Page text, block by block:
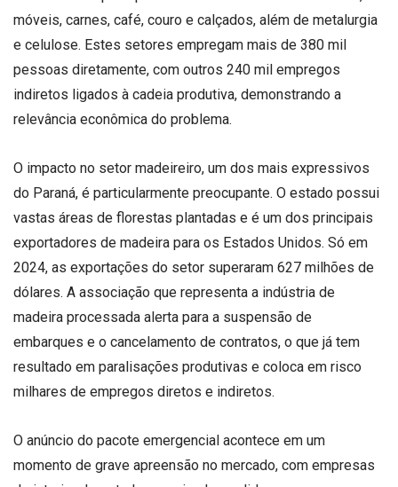
móveis, carnes, café, couro e calçados, além de metalurgia
e celulose. Estes setores empregam mais de 380 mil
pessoas diretamente, com outros 240 mil empregos
indiretos ligados à cadeia produtiva, demonstrando a
relevância econômica do problema.
O impacto no setor madeireiro, um dos mais expressivos
do Paraná, é particularmente preocupante. O estado possui
vastas áreas de florestas plantadas e é um dos principais
exportadores de madeira para os Estados Unidos. Só em
2024, as exportações do setor superaram 627 milhões de
dólares. A associação que representa a indústria de
madeira processada alerta para a suspensão de
embarques e o cancelamento de contratos, o que já tem
resultado em paralisações produtivas e coloca em risco
milhares de empregos diretos e indiretos.
O anúncio do pacote emergencial acontece em um
momento de grave apreensão no mercado, com empresas